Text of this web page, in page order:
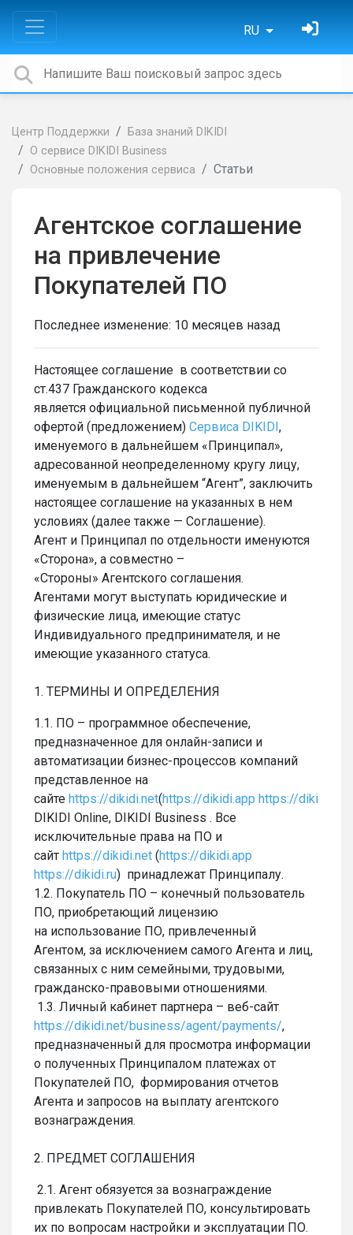
RU
Центр Поддержки
База знаний DIKIDI
О сервисе DIKIDI Business
Основные положения сервиса
Статьи
Агентское соглашение
на привлечение
Покупателей ПО
Последнее изменение: 10 месяцев назад
Настоящее соглашение в соответствии со
ст.437 Гражданского кодекса
является официальной письменной публичной
офертой (предложением) Cервиса DIKIDI,
именуемого в дальнейшем «Принципал»,
адресованной неопределенному кругу лицу,
именуемым в дальнейшем “Агент”, заключить
настоящее соглашение на указанных в нем
условиях (далее также — Соглашение).
Агент и Принципал по отдельности именуются
«Сторона», а совместно –
«Стороны» Агентского соглашения.
Агентами могут выступать юридические и
физические лица, имеющие статус
Индивидуального предпринимателя, и не
имеющие указанного статуса.
1. ТЕРМИНЫ И ОПРЕДЕЛЕНИЯ
1.1. ПО – программное обеспечение,
предназначенное для онлайн-записи и
автоматизации бизнес-процессов компаний
представленное на
сайте https://dikidi.net(https://dikidi.app https://dikidi.ru
DIKIDI Online, DIKIDI Business . Все
исключительные права на ПО и
сайт https://dikidi.net (https://dikidi.app
https://dikidi.ru) принадлежат Принципалу.
1.2. Покупатель ПО – конечный пользователь
ПО, приобретающий лицензию
на использование ПО, привлеченный
Агентом, за исключением самого Агента и лиц,
связанных с ним семейными, трудовыми,
гражданско-правовыми отношениями.
1.3. Личный кабинет партнера – веб-сайт
https://dikidi.net/business/agent/payments/,
предназначенный для просмотра информации
о полученных Принципалом платежах от
Покупателей ПО, формирования отчетов
Агента и запросов на выплату агентского
вознаграждения.
2. ПРЕДМЕТ СОГЛАШЕНИЯ
2.1. Агент обязуется за вознаграждение
привлекать Покупателей ПО, консультировать
их по вопросам настройки и эксплуатации ПО.